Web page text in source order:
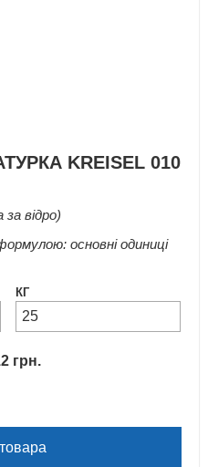
KREISEL 010
за відро)
основні одиниці
КГ
грн.